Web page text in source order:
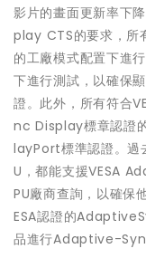
影片的畫面更新率下
play CTS的要求，所
的工廠模式配置下進
下進行測試，以確保
證。此外，所有符合
nc Display標章認證
layPort標準認證。過
U，都能支援VESA
PU廠商查詢，以確保
ESA認證的
品進行Adaptive-